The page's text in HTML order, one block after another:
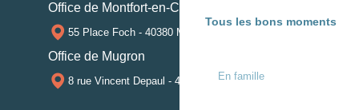
Tous les bons moments
En famille
Office de Montfort-en-Chalosse
55 Place Foch - 40380 MONTFORT-EN-CHALOSSE
Office de Mugron
8 rue Vincent Depaul - 40250 MUGRON